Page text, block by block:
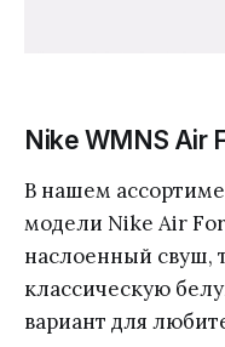
Nike WMNS Air
В нашем
модели Nike Air
наслоенный свуш,
классическую
вариант для